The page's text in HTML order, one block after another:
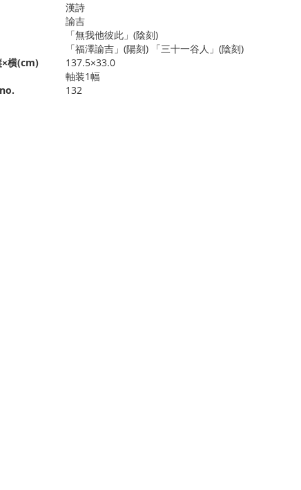
漢詩
諭吉
「無我他彼此」(陰刻)
「福澤諭吉」(陽刻) 「三十一谷人」(陰刻)
×横(cm)
137.5×33.0
軸装1幅
132